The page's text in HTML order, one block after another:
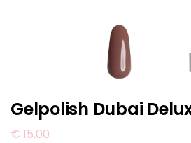
Gelpolish Dubai
€ 15,00